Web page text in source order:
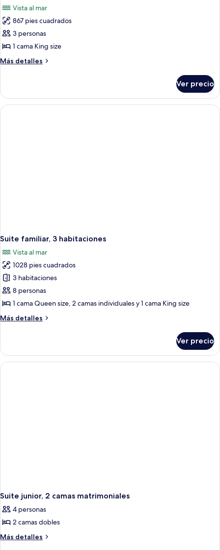
Vista al mar
867 pies cuadrados
3 personas
1 cama King size
Más detalles
Más
Ver precio
Suite familiar, 3 habitaciones
Vista al mar
1028 pies cuadrados
3 habitaciones
8 personas
1 cama Queen size, 2 camas individuales y 1 cama King size
Más detalles
Más
familiar,
habitaciones
Ver precio
Suite junior, 2 camas matrimoniales
4 personas
2 camas dobles
Más detalles
Más